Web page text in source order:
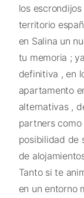
los
territorio
en Salina un
tu memoria ;
definitiva , en
apartamento
alternativas ,
partners
posibilidad de
de
Tanto si te
en un entorno